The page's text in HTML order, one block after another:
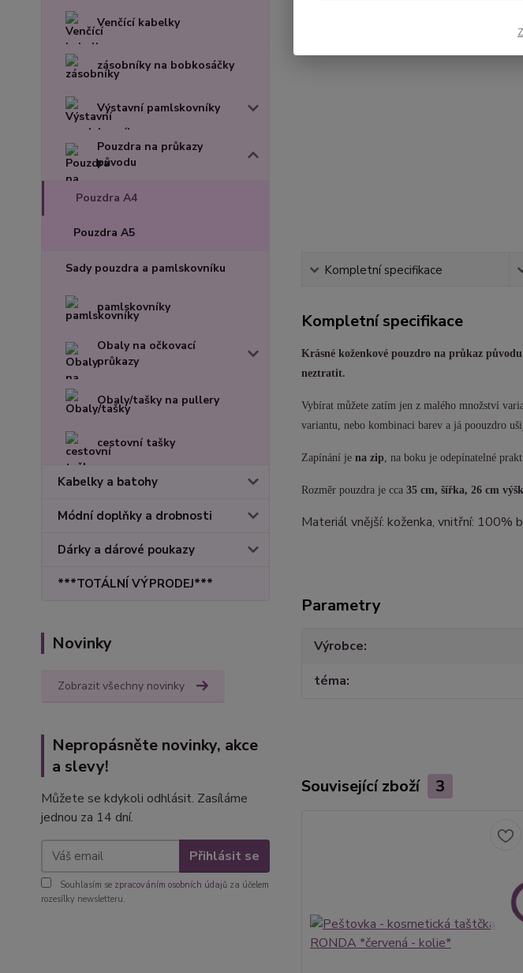
Venčící kabelky
zásobníky na bobkosáčky
Výstavní pamlskovníky
Pouzdra na průkazy
původu
Pouzdra A4
Pouzdra A5
Sady pouzdra a pamlskovníku
pamlskovníky
Obaly na očkovací
průkazy
Obaly/tašky na pullery
cestovní tašky
Kabelky a batohy
Módní doplňky a drobnosti
Dárky a dárové poukazy
***TOTÁLNÍ VÝPRODEJ***
Novinky
Zobrazit všechny novinky
Nepropásněte novinky, akce
a slevy!
Můžete se kdykoli odhlásit. Zasíláme
jednou za 14 dní.
Přihlásit se
Souhlasím se zpracováním osobních údajů za účelem
rozesílky newsletteru.
Kompletní specifikace
Kompletní specifikace
Krásné koženkové pouzdro na průkaz
neztratit.
Vybírat můžete zatím jen z malého množství
variantu, nebo kombinaci barev a já poouzdro
Zapínání je na zip, na boku je odepínatelné
Rozměr pouzdra je cca 35 cm, šířka, 26 cm
Materiál vnější: koženka, vnitřní: 100%
Parametry
Výrobce
téma
Související zboží 3